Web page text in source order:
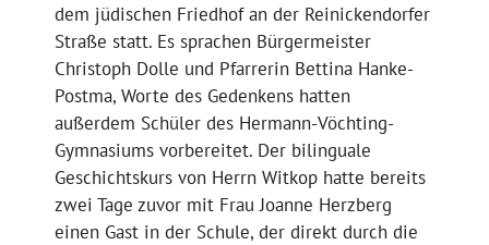
dem jüdischen Friedhof an der Reinickendorfer
Straße statt. Es sprachen Bürgermeister
Christoph Dolle und Pfarrerin Bettina Hanke-
Postma, Worte des Gedenkens hatten
außerdem Schüler des Hermann-Vöchting-
Gymnasiums vorbereitet. Der bilinguale
Geschichtskurs von Herrn Witkop hatte bereits
zwei Tage zuvor mit Frau Joanne Herzberg
einen Gast in der Schule, der direkt durch die